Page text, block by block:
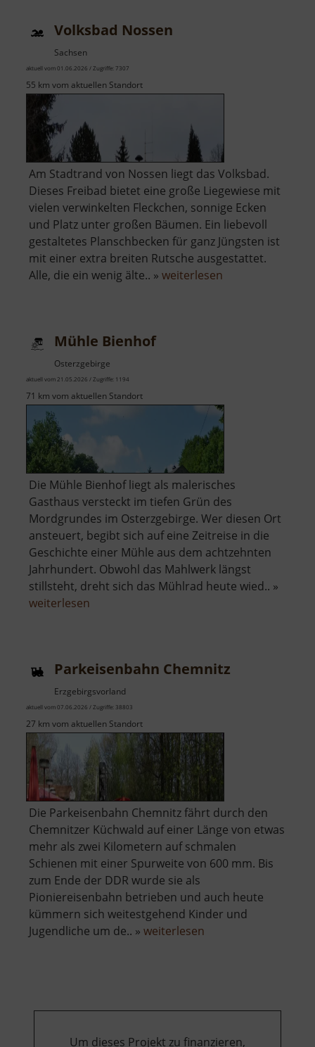
Volksbad Nossen
Sachsen
aktuell vom 01.06.2026 / Zugriffe: 7307
55 km vom aktuellen Standort
Am Stadtrand von Nossen liegt das Volksbad.
Dieses Freibad bietet eine große Liegewiese mit
vielen verwinkelten Fleckchen, sonnige Ecken
und Platz unter großen Bäumen. Ein liebevoll
gestaltetes Planschbecken für ganz Jüngsten ist
mit einer extra breiten Rutsche ausgestattet.
Alle, die ein wenig älte.. » weiterlesen
Mühle Bienhof
Osterzgebirge
aktuell vom 21.05.2026 / Zugriffe: 1194
71 km vom aktuellen Standort
Die Mühle Bienhof liegt als malerisches
Gasthaus versteckt im tiefen Grün des
Mordgrundes im Osterzgebirge. Wer diesen Ort
ansteuert, begibt sich auf eine Zeitreise in die
Geschichte einer Mühle aus dem achtzehnten
Jahrhundert. Obwohl das Mahlwerk längst
stillsteht, dreht sich das Mühlrad heute wied.. »
weiterlesen
Parkeisenbahn Chemnitz
Erzgebirgsvorland
aktuell vom 07.06.2026 / Zugriffe: 38803
27 km vom aktuellen Standort
Die Parkeisenbahn Chemnitz fährt durch den
Chemnitzer Küchwald auf einer Länge von etwas
mehr als zwei Kilometern auf schmalen
Schienen mit einer Spurweite von 600 mm. Bis
zum Ende der DDR wurde sie als
Pioniereisenbahn betrieben und auch heute
kümmern sich weitestgehend Kinder und
Jugendliche um de.. » weiterlesen
Um dieses Projekt zu finanzieren,